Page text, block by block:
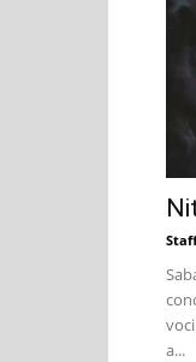
a...